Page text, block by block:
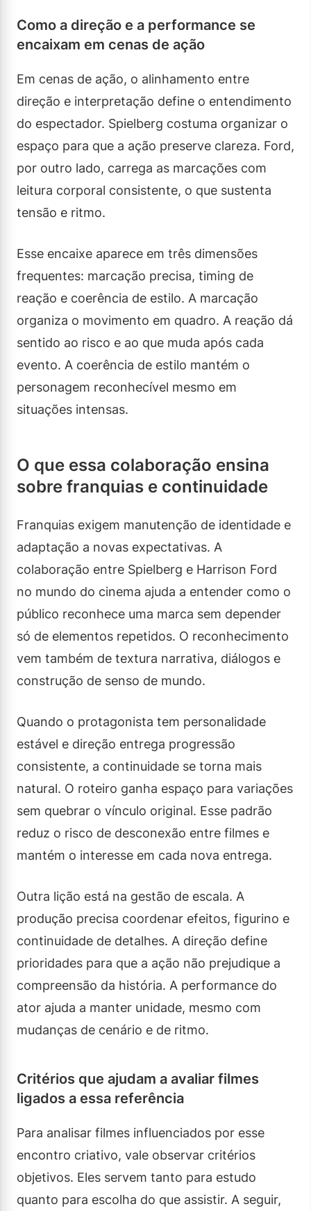
Como a direção e a performance se
encaixam em cenas de ação
Em cenas de ação, o alinhamento entre
direção e interpretação define o entendimento
do espectador. Spielberg costuma organizar o
espaço para que a ação preserve clareza. Ford,
por outro lado, carrega as marcações com
leitura corporal consistente, o que sustenta
tensão e ritmo.
Esse encaixe aparece em três dimensões
frequentes: marcação precisa, timing de
reação e coerência de estilo. A marcação
organiza o movimento em quadro. A reação dá
sentido ao risco e ao que muda após cada
evento. A coerência de estilo mantém o
personagem reconhecível mesmo em
situações intensas.
O que essa colaboração ensina
sobre franquias e continuidade
Franquias exigem manutenção de identidade e
adaptação a novas expectativas. A
colaboração entre Spielberg e Harrison Ford
no mundo do cinema ajuda a entender como o
público reconhece uma marca sem depender
só de elementos repetidos. O reconhecimento
vem também de textura narrativa, diálogos e
construção de senso de mundo.
Quando o protagonista tem personalidade
estável e direção entrega progressão
consistente, a continuidade se torna mais
natural. O roteiro ganha espaço para variações
sem quebrar o vínculo original. Esse padrão
reduz o risco de desconexão entre filmes e
mantém o interesse em cada nova entrega.
Outra lição está na gestão de escala. A
produção precisa coordenar efeitos, figurino e
continuidade de detalhes. A direção define
prioridades para que a ação não prejudique a
compreensão da história. A performance do
ator ajuda a manter unidade, mesmo com
mudanças de cenário e de ritmo.
Critérios que ajudam a avaliar filmes
ligados a essa referência
Para analisar filmes influenciados por esse
encontro criativo, vale observar critérios
objetivos. Eles servem tanto para estudo
quanto para escolha do que assistir. A seguir,